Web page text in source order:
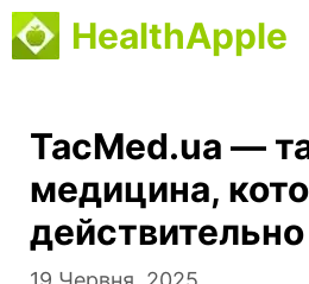
Перейти
до
HealthApple
TacMed.ua —
медицина,